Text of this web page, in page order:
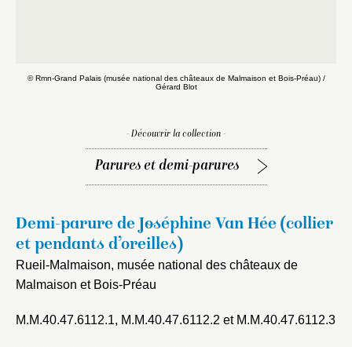
© Rmn-Grand Palais (musée national des châteaux de Malmaison et Bois-Préau) /
Gérard Blot
- Découvrir la collection -
Parures et demi-parures
Demi-parure de Joséphine Van Hée (collier
et pendants d’oreilles)
Rueil-Malmaison, musée national des châteaux de
Malmaison et Bois-Préau
M.M.40.47.6112.1, M.M.40.47.6112.2 et M.M.40.47.6112.3